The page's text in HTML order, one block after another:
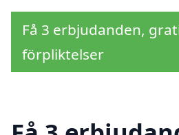
Få 3 erbjudanden,
förpliktelser